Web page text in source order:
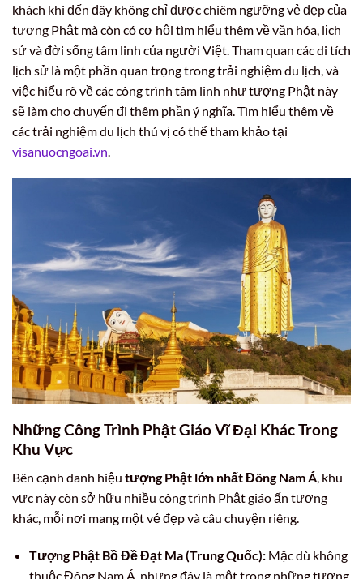
khách khi đến đây không chỉ được chiêm ngưỡng vẻ đẹp của
tượng Phật mà còn có cơ hội tìm hiểu thêm về văn hóa, lịch
sử và đời sống tâm linh của người Việt. Tham quan các di tích
lịch sử là một phần quan trọng trong trải nghiệm du lịch, và
việc hiểu rõ về các công trình tâm linh như tượng Phật này
sẽ làm cho chuyến đi thêm phần ý nghĩa. Tìm hiểu thêm về
các trải nghiệm du lịch thú vị có thể tham khảo tại
visanuocngoai.vn
Những Công Trình Phật Giáo Vĩ Đại Khác Trong
Khu Vực
Bên cạnh danh hiệu tượng Phật lớn nhất Đông Nam Á, khu
vực này còn sở hữu nhiều công trình Phật giáo ấn tượng
khác, mỗi nơi mang một vẻ đẹp và câu chuyện riêng.
Tượng Phật Bồ Đề Đạt Ma (Trung Quốc):Mặc dù không
thuộc Đông Nam Á, nhưng đây là một trong những tượng